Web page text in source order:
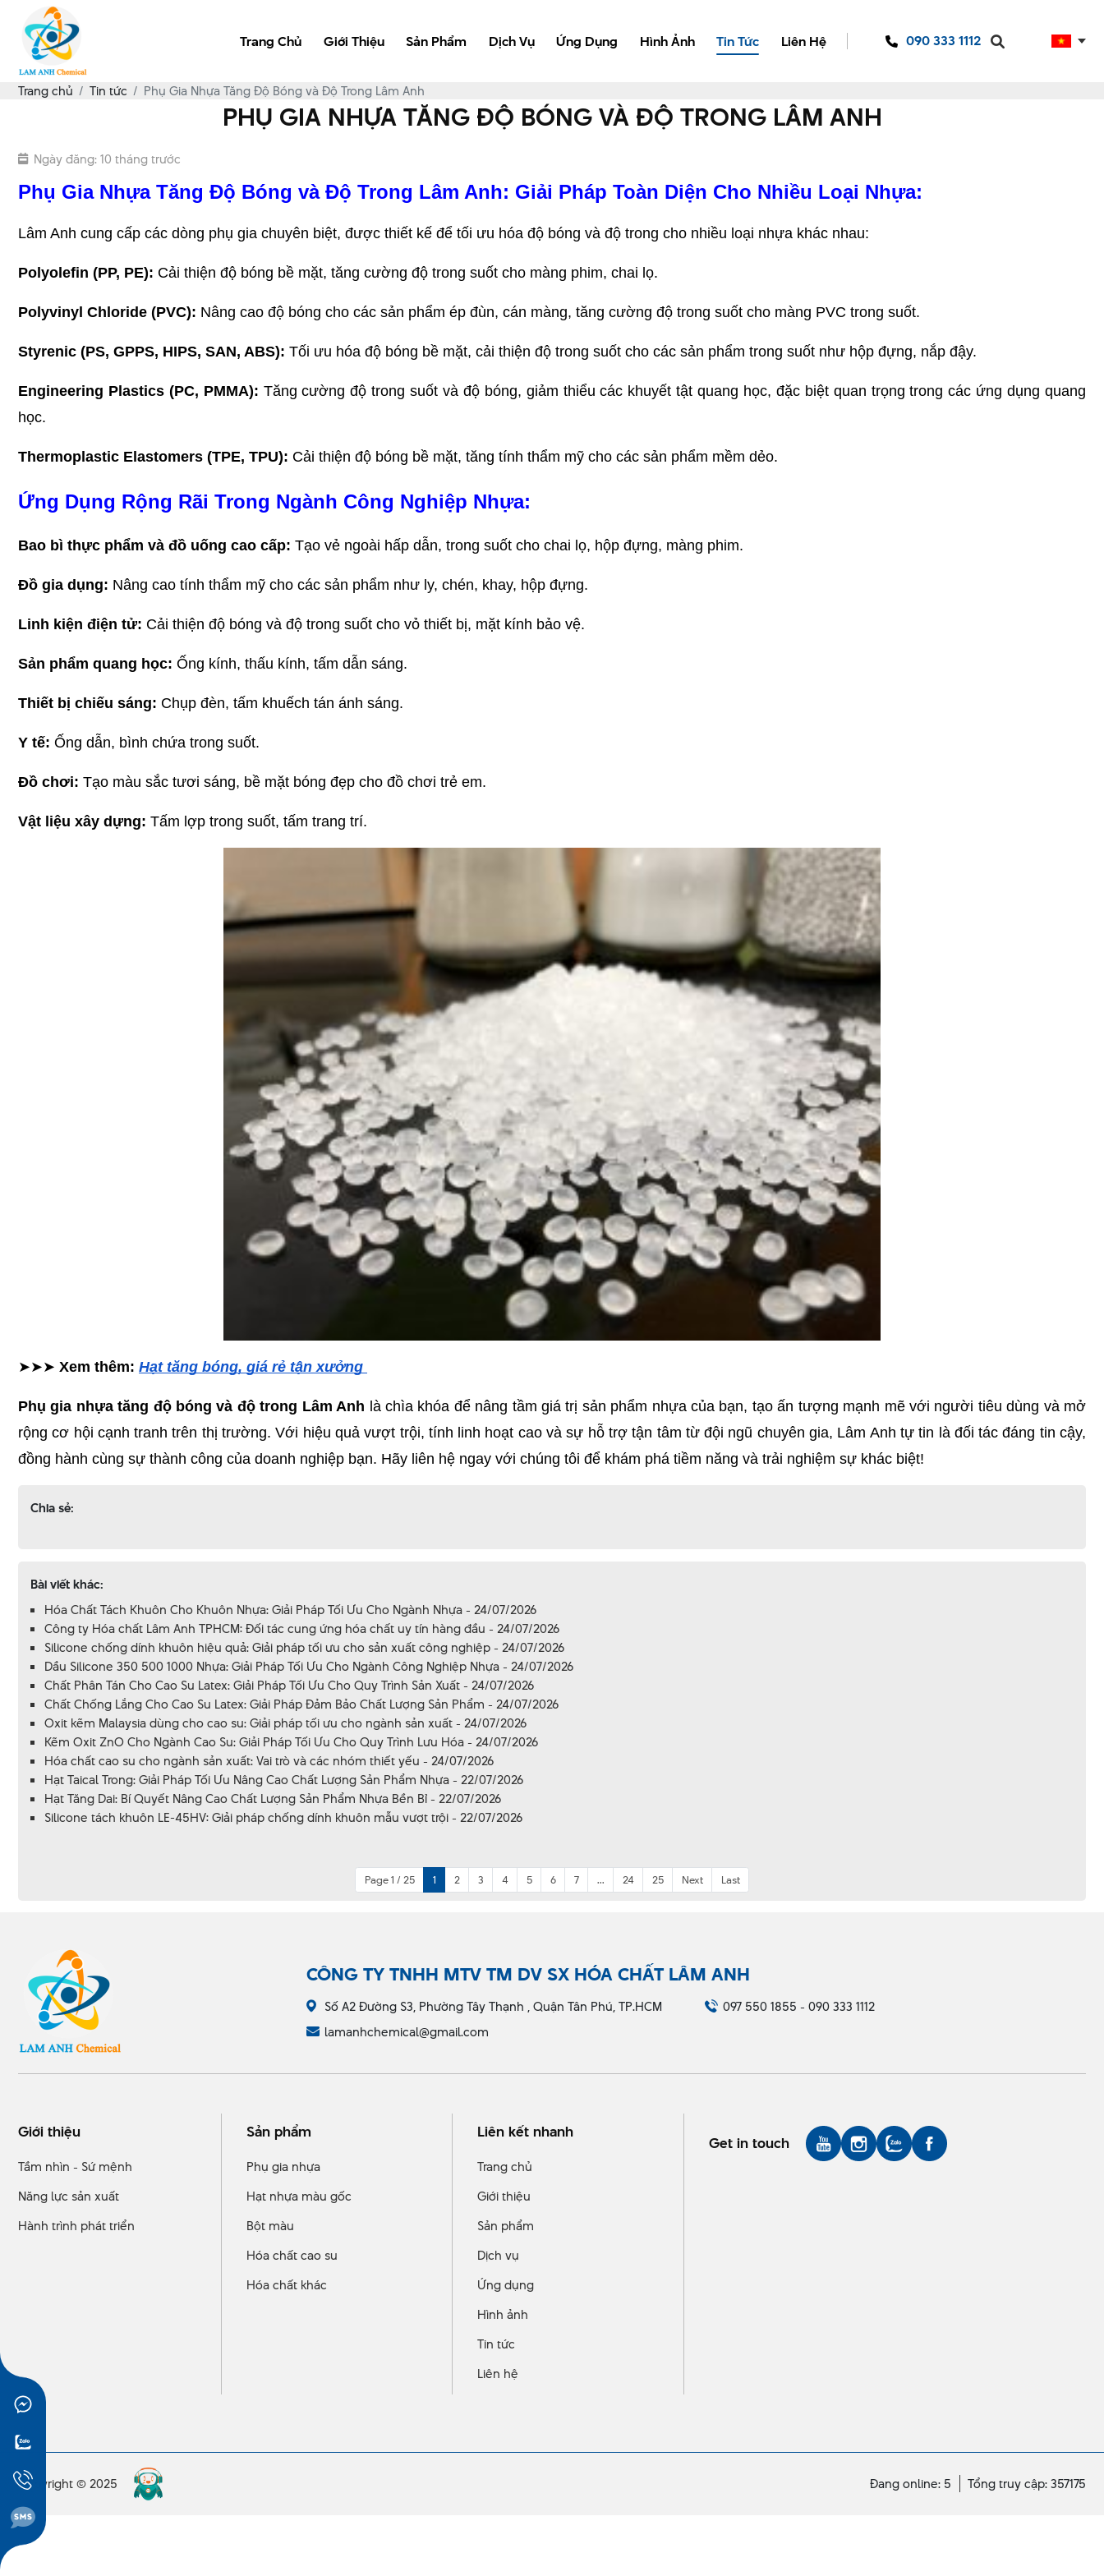
Trang Chủ Giới Thiệu Sản Phẩm Dịch Vụ Ứng Dụng Hình Ảnh Tin Tức Liên Hệ 090 333 1112
Trang chủ Tin tức Phụ Gia Nhựa Tăng Độ Bóng và Độ Trong Lâm Anh
PHỤ GIA NHỰA TĂNG ĐỘ BÓNG VÀ ĐỘ TRONG LÂM ANH
Ngày đăng: 10 tháng trước
Phụ Gia Nhựa Tăng Độ Bóng và Độ Trong Lâm Anh: Giải Pháp Toàn Diện Cho Nhiều Loại Nhựa:
Lâm Anh cung cấp các dòng phụ gia chuyên biệt, được thiết kế để tối ưu hóa độ bóng và độ trong cho nhiều loại nhựa khác nhau:
Polyolefin (PP, PE): Cải thiện độ bóng bề mặt, tăng cường độ trong suốt cho màng phim, chai lọ.
Polyvinyl Chloride (PVC): Nâng cao độ bóng cho các sản phẩm ép đùn, cán màng, tăng cường độ trong suốt cho màng PVC trong suốt.
Styrenic (PS, GPPS, HIPS, SAN, ABS): Tối ưu hóa độ bóng bề mặt, cải thiện độ trong suốt cho các sản phẩm trong suốt như hộp đựng, nắp đậy.
Engineering Plastics (PC, PMMA): Tăng cường độ trong suốt và độ bóng, giảm thiểu các khuyết tật quang học, đặc biệt quan trọng trong các ứng dụng quang
học.
Thermoplastic Elastomers (TPE, TPU): Cải thiện độ bóng bề mặt, tăng tính thẩm mỹ cho các sản phẩm mềm dẻo.
Ứng Dụng Rộng Rãi Trong Ngành Công Nghiệp Nhựa:
Bao bì thực phẩm và đồ uống cao cấp: Tạo vẻ ngoài hấp dẫn, trong suốt cho chai lọ, hộp đựng, màng phim.
Đồ gia dụng: Nâng cao tính thẩm mỹ cho các sản phẩm như ly, chén, khay, hộp đựng.
Linh kiện điện tử: Cải thiện độ bóng và độ trong suốt cho vỏ thiết bị, mặt kính bảo vệ.
Sản phẩm quang học: Ống kính, thấu kính, tấm dẫn sáng.
Thiết bị chiếu sáng: Chụp đèn, tấm khuếch tán ánh sáng.
Y tế: Ống dẫn, bình chứa trong suốt.
Đồ chơi: Tạo màu sắc tươi sáng, bề mặt bóng đẹp cho đồ chơi trẻ em.
Vật liệu xây dựng: Tấm lợp trong suốt, tấm trang trí.
➤➤➤ Xem thêm: Hạt tăng bóng, giá rẻ tận xưởng
Phụ gia nhựa tăng độ bóng và độ trong Lâm Anh là chìa khóa để nâng tầm giá trị sản phẩm nhựa của bạn, tạo ấn tượng mạnh mẽ với người tiêu dùng và mở
rộng cơ hội cạnh tranh trên thị trường. Với hiệu quả vượt trội, tính linh hoạt cao và sự hỗ trợ tận tâm từ đội ngũ chuyên gia, Lâm Anh tự tin là đối tác đáng tin cậy,
đồng hành cùng sự thành công của doanh nghiệp bạn. Hãy liên hệ ngay với chúng tôi để khám phá tiềm năng và trải nghiệm sự khác biệt!
Chia sẻ:
Bài viết khác:
Hóa Chất Tách Khuôn Cho Khuôn Nhựa: Giải Pháp Tối Ưu Cho Ngành Nhựa - 24/07/2026
Công ty Hóa chất Lâm Anh TPHCM: Đối tác cung ứng hóa chất uy tín hàng đầu - 24/07/2026
Silicone chống dính khuôn hiệu quả: Giải pháp tối ưu cho sản xuất công nghiệp - 24/07/2026
Dầu Silicone 350 500 1000 Nhựa: Giải Pháp Tối Ưu Cho Ngành Công Nghiệp Nhựa - 24/07/2026
Chất Phân Tán Cho Cao Su Latex: Giải Pháp Tối Ưu Cho Quy Trình Sản Xuất - 24/07/2026
Chất Chống Lắng Cho Cao Su Latex: Giải Pháp Đảm Bảo Chất Lượng Sản Phẩm - 24/07/2026
Oxit kẽm Malaysia dùng cho cao su: Giải pháp tối ưu cho ngành sản xuất - 24/07/2026
Kẽm Oxit ZnO Cho Ngành Cao Su: Giải Pháp Tối Ưu Cho Quy Trình Lưu Hóa - 24/07/2026
Hóa chất cao su cho ngành sản xuất: Vai trò và các nhóm thiết yếu - 24/07/2026
Hạt Taical Trong: Giải Pháp Tối Ưu Nâng Cao Chất Lượng Sản Phẩm Nhựa - 22/07/2026
Hạt Tăng Dai: Bí Quyết Nâng Cao Chất Lượng Sản Phẩm Nhựa Bền Bỉ - 22/07/2026
Silicone tách khuôn LE-45HV: Giải pháp chống dính khuôn mẫu vượt trội - 22/07/2026
Page 1 / 25 1 2 3 4 5 6 7 ... 24 25 Next Last
CÔNG TY TNHH MTV TM DV SX HÓA CHẤT LÂM ANH
Số A2 Đường S3, Phường Tây Thạnh , Quận Tân Phú, TP.HCM
097 550 1855 - 090 333 1112
lamanhchemical@gmail.com
Giới thiệu
Tầm nhìn - Sứ mệnh
Năng lực sản xuất
Hành trình phát triển
Sản phẩm
Phụ gia nhựa
Hạt nhựa màu gốc
Bột màu
Hóa chất cao su
Hóa chất khác
Liên kết nhanh
Trang chủ
Giới thiệu
Sản phẩm
Dịch vụ
Ứng dụng
Hình ảnh
Tin tức
Liên hệ
Get in touch
Copyright © 2025 Đang online: 5 Tổng truy cập: 357175